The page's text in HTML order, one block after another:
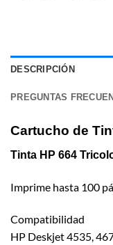
DESCRIPCIÓN
PREGUNTAS
Cartucho de
Tinta HP 664
Imprime hasta 100
Compatibilidad
HP Deskjet 4535,